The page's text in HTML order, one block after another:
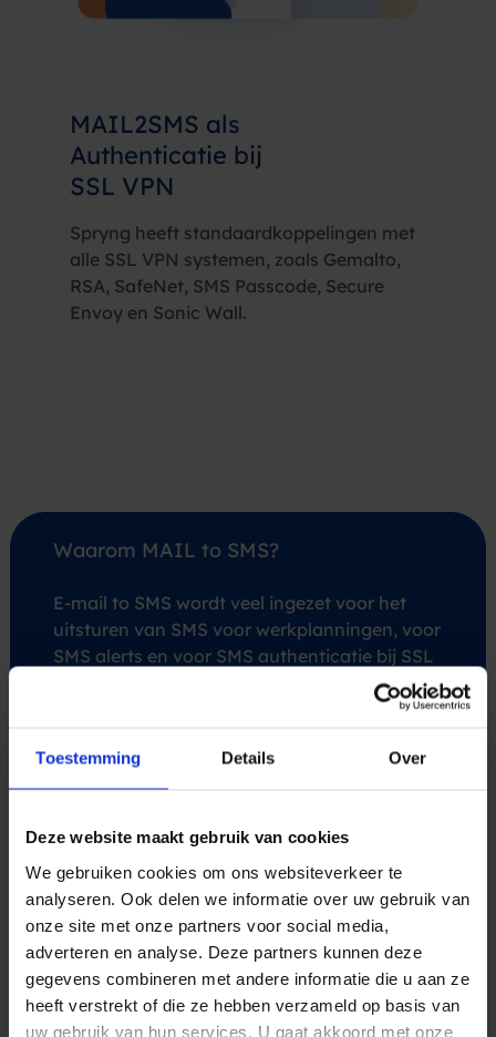
Toestemming Details Over
Deze website maakt gebruik van cookies
We gebruiken cookies om ons websiteverkeer te
analyseren. Ook delen we informatie over uw gebruik van
onze site met onze partners voor social media,
adverteren en analyse. Deze partners kunnen deze
gegevens combineren met andere informatie die u aan ze
heeft verstrekt of die ze hebben verzameld op basis van
uw gebruik van hun services. U gaat akkoord met onze
MAIL2SMS als
Authenticatie bij
SSL VPN
Spryng heeft standaardkoppelingen met
alle SSL VPN systemen, zoals Gemalto,
RSA, SafeNet, SMS Passcode, Secure
Envoy en Sonic Wall.
Waarom MAIL to SMS?
E-mail to SMS wordt veel ingezet voor het
uitsturen van SMS voor werkplanningen, voor
SMS alerts en voor SMS authenticatie bij SSL
Wat zijn de kosten van MAIL to SMS?
Wij brengen geen setup kosten in rekening
voor onze MAIL2SMS applicatie. Wij vragen
alleen een maandbedrag hetgeen afhankelijk
is van het SMS volume.